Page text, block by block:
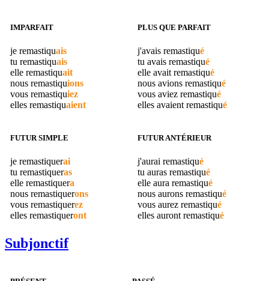
IMPARFAIT
je remastiquais
tu remastiquais
elle remastiquait
nous remastiquions
vous remastiquiez
elles remastiquaient
PLUS QUE PARFAIT
j'avais remastiqué
tu avais remastiqué
elle avait remastiqué
nous avions remastiqué
vous aviez remastiqué
elles avaient remastiqué
FUTUR SIMPLE
je remastiquerai
tu remastiqueras
elle remastiquera
nous remastiquerons
vous remastiquerez
elles remastiqueront
FUTUR ANTÉRIEUR
j'aurai remastiqué
tu auras remastiqué
elle aura remastiqué
nous aurons remastiqué
vous aurez remastiqué
elles auront remastiqué
Subjonctif